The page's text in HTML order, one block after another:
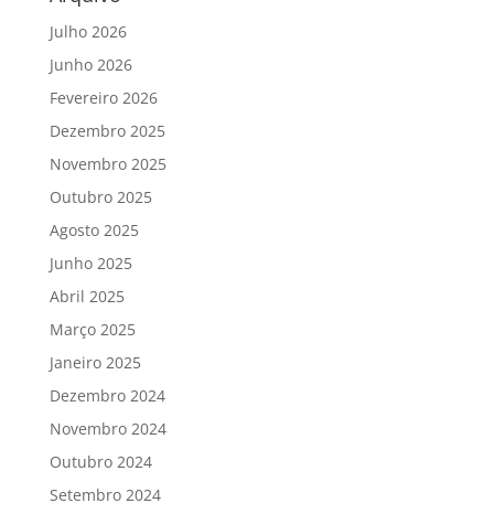
Julho 2026
Junho 2026
Fevereiro 2026
Dezembro 2025
Novembro 2025
Outubro 2025
Agosto 2025
Junho 2025
Abril 2025
Março 2025
Janeiro 2025
Dezembro 2024
Novembro 2024
Outubro 2024
Setembro 2024